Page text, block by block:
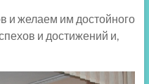
и желаем им достойного
и достижений и,